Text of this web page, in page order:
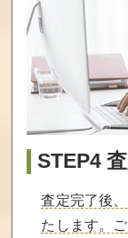
STEP4
査定完了後
たします。